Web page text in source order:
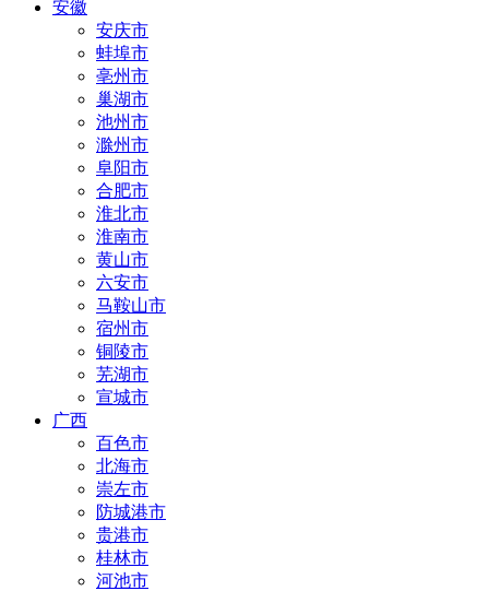
安徽
安庆市
蚌埠市
亳州市
巢湖市
池州市
滁州市
阜阳市
合肥市
淮北市
淮南市
黄山市
六安市
马鞍山市
宿州市
铜陵市
芜湖市
宣城市
广西
百色市
北海市
崇左市
防城港市
贵港市
桂林市
河池市